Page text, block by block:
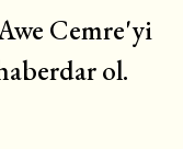
Cemre'yi
ol.